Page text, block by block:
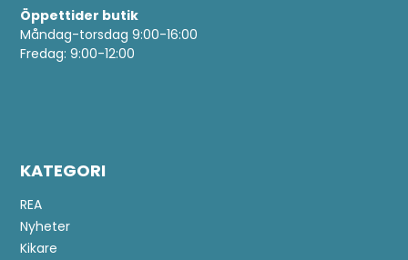
Öppettider butik
Måndag-torsdag 9:00-16:00
Fredag: 9:00-12:00
KATEGORI
REA
Nyheter
Kikare